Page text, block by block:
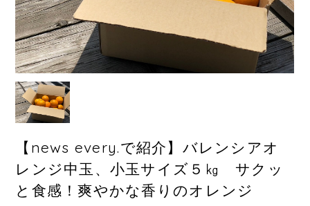
【news every.で紹介】バレンシアオ
レンジ中玉、小玉サイズ５㎏ サクッ
と食感！爽やかな香りのオレンジ